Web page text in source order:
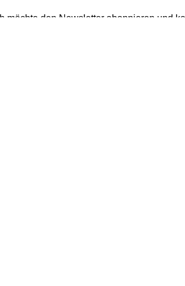
möchte den Newsletter abonnieren und